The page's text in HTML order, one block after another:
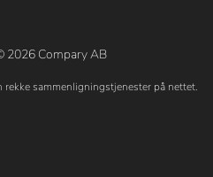
2026 Compary AB
rekke sammenligningstjenester på nettet.